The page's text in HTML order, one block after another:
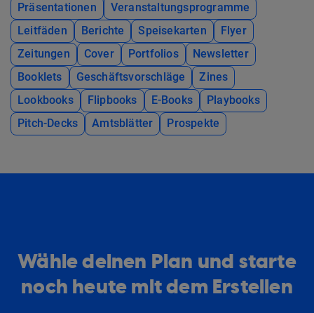
Präsentationen
Veranstaltungsprogramme
Leitfäden
Berichte Speisekarten
Flyer
Zeitungen
Cover Portfolios
Newsletter
Booklets
Geschäftsvorschläge
Zines
Lookbooks
Flipbooks E-Books
Playbooks
Pitch-Decks
Amtsblätter Prospekte
Wähle deinen Plan und starte
noch heute mit dem Erstellen